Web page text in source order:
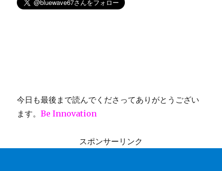
今日も最後まで読んでくださってありがとうござい
ます。Be Innovation
スポンサーリンク